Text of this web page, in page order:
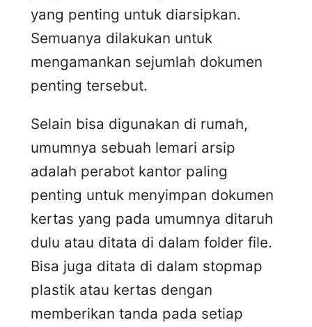
yang penting untuk diarsipkan.
Semuanya dilakukan untuk
mengamankan sejumlah dokumen
penting tersebut.
Selain bisa digunakan di rumah,
umumnya sebuah lemari arsip
adalah perabot kantor paling
penting untuk menyimpan dokumen
kertas yang pada umumnya ditaruh
dulu atau ditata di dalam folder file.
Bisa juga ditata di dalam stopmap
plastik atau kertas dengan
memberikan tanda pada setiap